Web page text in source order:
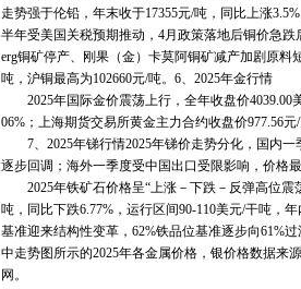
走势强于伦铅，年末收于17355元/吨，同比上涨
半年受美国关税预期推动，4月政策落地后铜价急
erg铜矿停产、刚果（金）卡莫阿铜矿减产加剧原
吨，沪铜最高为102660元/吨。6、2025年金行情
2025年国际金价震荡上行，全年收盘价4039.00
06%；上海期货交易所黄金主力合约收盘价977.56元
7、2025年锑行情2025年锑价走势分化，国内一
逐步回调；海外一季度受中国出口受限影响，价格
2025年铁矿石价格呈“上涨－下跌－反弹高位震
吨，同比下跌6.77%，运行区间90-110美元/干吨，
基准迎来结构性变革，62%铁品位基准逐步向61%
中走势图所示的2025年各金属价格，银价格数据来
网。